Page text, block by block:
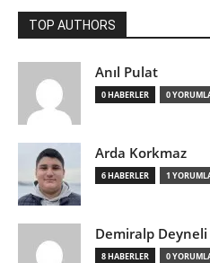
TOP AUTHORS
Anıl Pulat
0 HABERLER 0
Arda Korkmaz
6 HABERLER 1
Demiralp Deyneli
8 HABERLER 0